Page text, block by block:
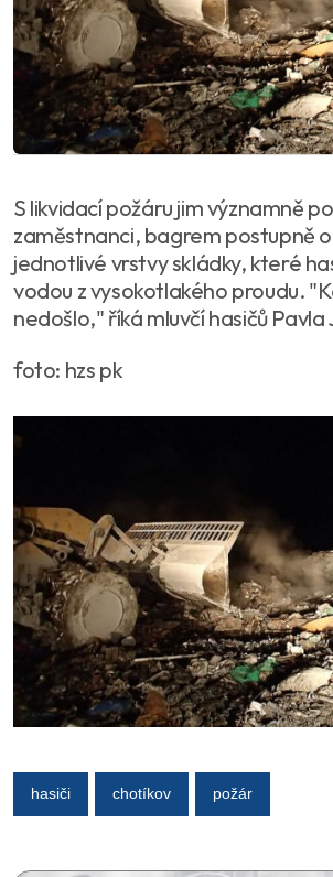
S likvidací požáru jim významně
zaměstnanci, bagrem postupně
jednotlivé vrstvy skládky, které
vodou z vysokotlakého proudu.
nedošlo," říká mluvčí hasičů
foto: hzs pk
hasiči chotíkov požár